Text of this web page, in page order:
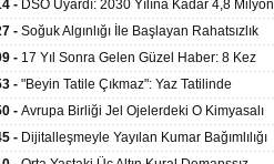
Kuvvet Antrenmanı Kas Ve Kemik Sağlığını
- DSÖ Uyardı: 2030 Yılına Kadar 4,8 Milyon
ve Ebe Açığı Oluşabilir
- Soğuk Algınlığı İle Başlayan Rahatsızlık
Yetmezliği Çıktı: 17 Yıl Sonra Nakille
Tutundu
- 17 Yıl Sonra Gelen Güzel Haber: 8 Kez
Hastaya 9'uncu Çağrıda Nakil Yapıldı
- "Beyin Tatile Çıkmaz": Yaz Tatilinde
Yüzde 39'u Unutulabiliyor
- Avrupa Birliği Jel Ojelerdeki O Kimyasalı
Kısırlık ve Alerji Riski Uyarısı
- Dijitalleşmeyle Yayılan Kumar Bağımlılığı